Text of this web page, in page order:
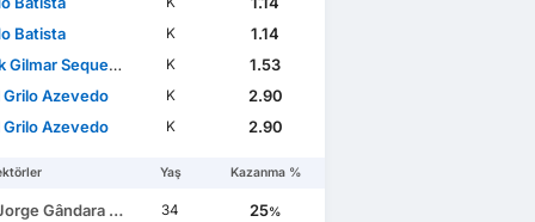
Batista
K
1.14
Sequeira Mejías
K
1.53
Grilo Azevedo
K
2.90
Grilo Azevedo
K 2.90
Yaş Kazanma %
Mendes Pereira 34 25%